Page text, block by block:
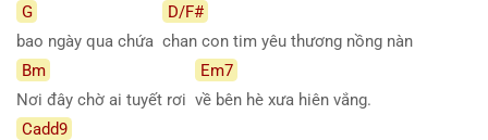
G
bao ngày qua chứa
D/F#
chan con tim yêu thương nồng nàn
Bm
Nơi đây chờ ai tuyết rơi
Em7
về bên hè xưa hiên vắng.
Cadd9